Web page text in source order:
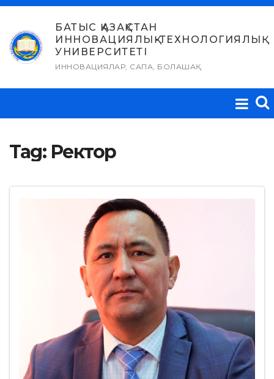
Skip
content
БАТЫС ҚАЗАҚСТАН
ИННОВАЦИЯЛЫҚ-ТЕХНОЛОГИЯЛЫҚ
УНИВЕРСИТЕТІ
ИННОВАЦИЯЛАР, САПА, БОЛАШАҚ
Tag: Ректор